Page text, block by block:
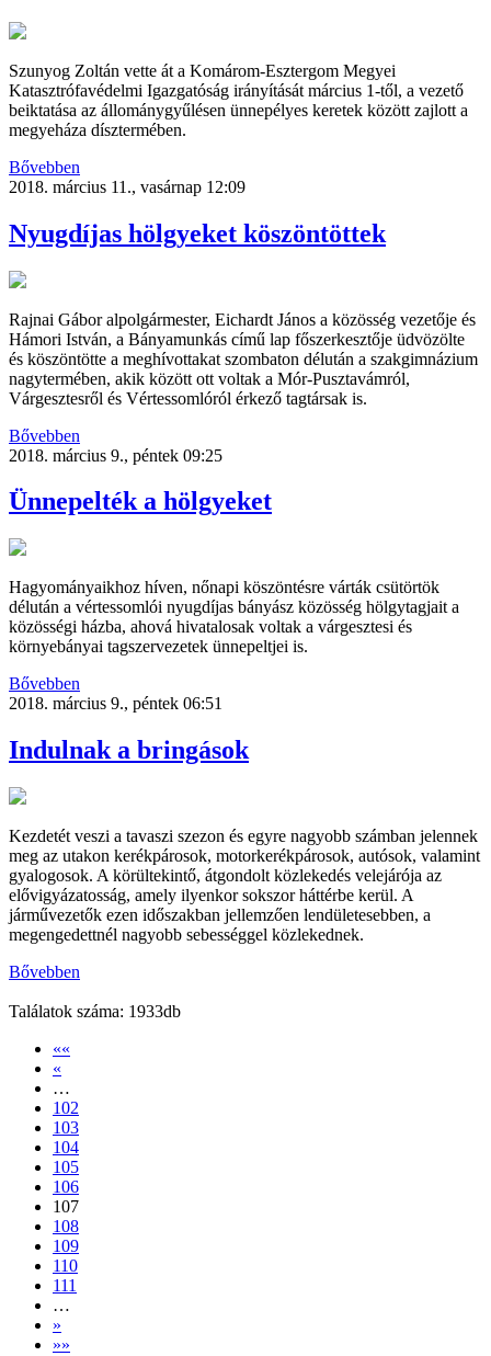
Szunyog Zoltán vette át a Komárom-Esztergom Megyei
Katasztrófavédelmi Igazgatóság irányítását március 1-től, a vezető
beiktatása az állománygyűlésen ünnepélyes keretek között zajlott a
megyeháza dísztermében.
Bővebben
2018. március 11., vasárnap 12:09
Nyugdíjas hölgyeket köszöntöttek
Rajnai Gábor alpolgármester, Eichardt János a közösség vezetője és
Hámori István, a Bányamunkás című lap főszerkesztője üdvözölte
és köszöntötte a meghívottakat szombaton délután a szakgimnázium
nagytermében, akik között ott voltak a Mór-Pusztavámról,
Várgesztesről és Vértessomlóról érkező tagtársak is.
Bővebben
2018. március 9., péntek 09:25
Ünnepelték a hölgyeket
Hagyományaikhoz híven, nőnapi köszöntésre várták csütörtök
délután a vértessomlói nyugdíjas bányász közösség hölgytagjait a
közösségi házba, ahová hivatalosak voltak a várgesztesi és
környebányai tagszervezetek ünnepeltjei is.
Bővebben
2018. március 9., péntek 06:51
Indulnak a bringások
Kezdetét veszi a tavaszi szezon és egyre nagyobb számban jelennek
meg az utakon kerékpárosok, motorkerékpárosok, autósok, valamint
gyalogosok. A körültekintő, átgondolt közlekedés velejárója az
elővigyázatosság, amely ilyenkor sokszor háttérbe kerül. A
járművezetők ezen időszakban jellemzően lendületesebben, a
megengedettnél nagyobb sebességgel közlekednek.
Bővebben
Találatok száma: 1933db
««
«
…
102
103
104
105
106
107
108
109
110
111
…
»
»»